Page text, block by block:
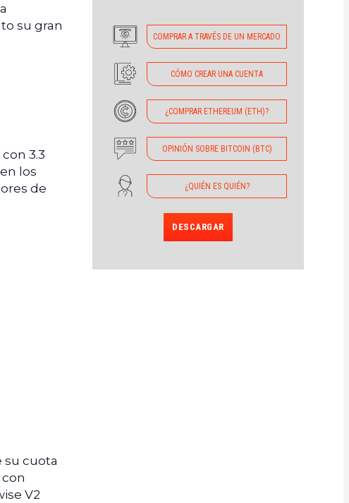
su gran
con 3.3
los
de
su cuota
V2
COMPRAR A TRAVÉS DE UN MERCADO
CÓMO CREAR UNA CUENTA
¿COMPRAR ETHEREUM (ETH)?
OPINIÓN SOBRE BITCOIN (BTC)
¿QUIÉN ES QUIÉN?
DESCARGAR